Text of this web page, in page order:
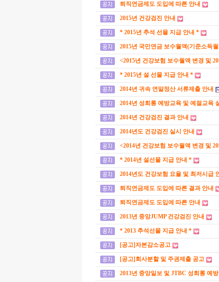
퇴직연금제도 도입에 따른 안내
2015년 건강검진 안내
* 2015년 추석 선물 지급 안내 *
2015년 국민연금 보수월액(기준소득
<2015년 건강보험 보수월액 변경 및
* 2015년 설 선물 지급 안내 *
2014년 귀속 연말정산 서류제출 안내
2014년 성희롱 예방교육 및 예절교육
2014년 건강검진 결과 안내
2014년도 건강검진 실시 안내
<2014년 건강보험 보수월액 변경 및
* 2014년 설선물 지급 안내 *
2014년도 건강보험 요율 및 최저시급
퇴직연금제도 도입에 따른 결과 안내
퇴직연금제도 도입에 따른 안내
2013년 중앙JUMP 건강검진 안내
* 2013 추석선물 지급 안내 *
[공고]자본감소공고
[공고]회사분할 및 주권제출 공고
2013년 중앙일보 및 JTBC 성희롱 예